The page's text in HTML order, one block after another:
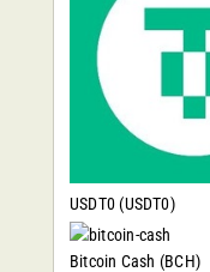
USDT0 (USDT0)
Bitcoin Cash (BCH)